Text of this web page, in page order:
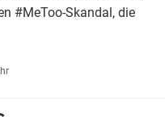
#MeToo-Skandal, die